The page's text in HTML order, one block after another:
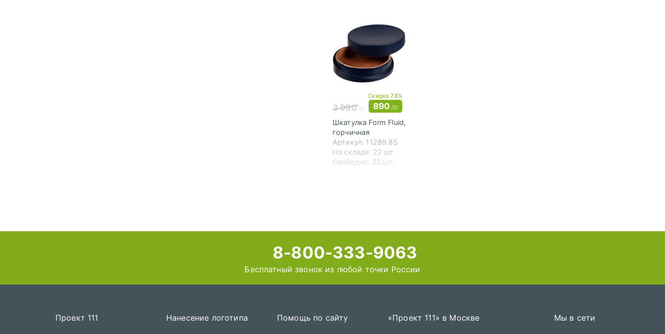
3 990,00
Скидка 78%
890 ,00
Шкатулка Form Fluid,
горчичная
Артикул: 11289.85
На складе: 22 шт.
Свободно: 22 шт.
8-800-333-9063
Бесплатный звонок из любой точки России
Проект 111 Нанесение логотипа Помощь по сайту «Проект 111» в Москве Мы в сети